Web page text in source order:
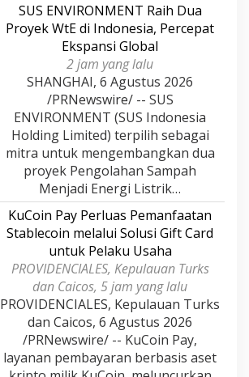
SUS ENVIRONMENT Raih Dua
Proyek WtE di Indonesia, Percepat
Ekspansi Global
2 jam yang lalu
SHANGHAI, 6 Agustus 2026
/PRNewswire/ -- SUS
ENVIRONMENT (SUS Indonesia
Holding Limited) terpilih sebagai
mitra untuk mengembangkan dua
proyek Pengolahan Sampah
Menjadi Energi Listrik…
KuCoin Pay Perluas Pemanfaatan
Stablecoin melalui Solusi Gift Card
untuk Pelaku Usaha
PROVIDENCIALES, Kepulauan Turks
dan Caicos, 5 jam yang lalu
PROVIDENCIALES, Kepulauan Turks
dan Caicos, 6 Agustus 2026
/PRNewswire/ -- KuCoin Pay,
layanan pembayaran berbasis aset